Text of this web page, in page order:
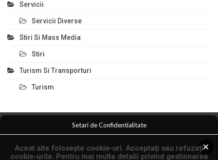
Servicii
Servicii Diverse
Stiri Si Mass Media
Stiri
Turism Si Transporturi
Turism
Comert Si Magazine Magazin Online
Anunturi Servicii
Anunturi Online
Arta Fotografica
Setari de Confidentialitate
Acest site folosește cookie-uri. Acceptați sau refuzați
cookie-urile. Pentru mai multe detalii privind gestionarea